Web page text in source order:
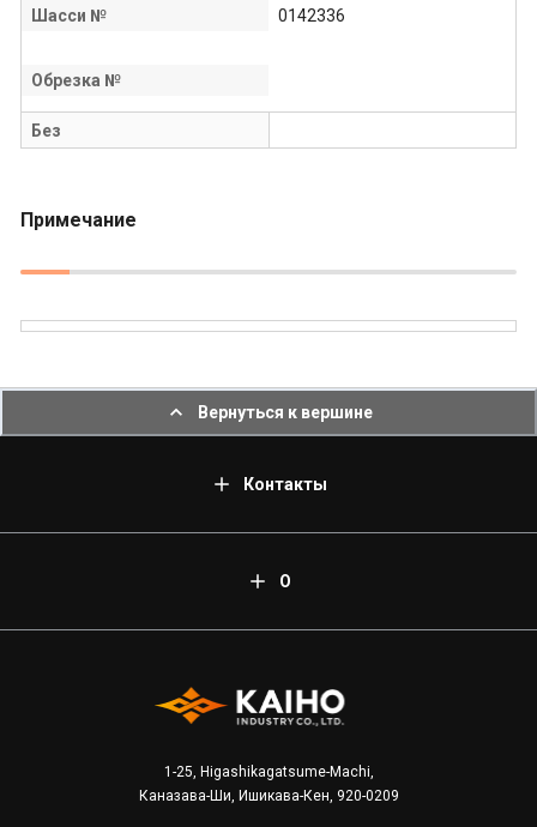
Шасси № 0142336
Обрезка №
Без
Примечание
Вернуться к вершине
Контакты
О
1-25, Higashikagatsume-Machi,
Каназава-Ши, Ишикава-Кен, 920-0209